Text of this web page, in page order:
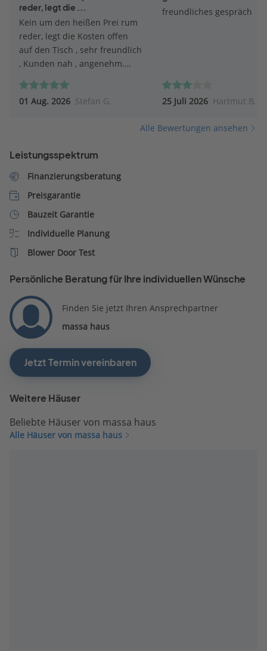
reder, legt die ...
Kein um den heißen Prei rum
reder, legt die Kosten offen
auf den Tisch , sehr freundlich
, Kunden nah , angenehm.
01 Aug. 2026 Stefan G.
freundliches gespräch
25 Juli 2026 Hartmut B.
Alle Bewertungen ansehen
Leistungsspektrum
Finanzierungsberatung
Preisgarantie
Bauzeit Garantie
Individuelle Planung
Blower Door Test
Persönliche Beratung für Ihre individuellen Wünsche
Finden Sie jetzt Ihren Ansprechpartner
massa haus
Jetzt Termin vereinbaren
Weitere Häuser
Beliebte Häuser von massa haus
Alle Häuser von massa haus